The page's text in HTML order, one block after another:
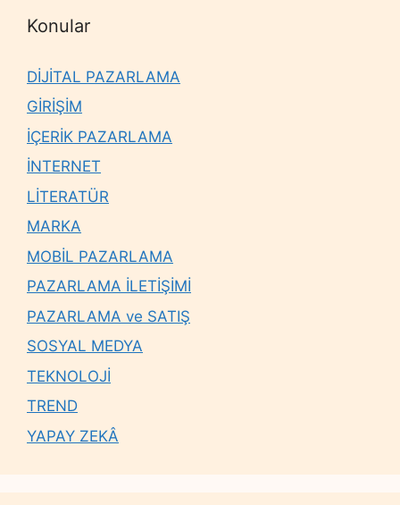
Konular
DİJİTAL PAZARLAMA
GİRİŞİM
İÇERİK PAZARLAMA
İNTERNET
LİTERATÜR
MARKA
MOBİL PAZARLAMA
PAZARLAMA İLETİŞİMİ
PAZARLAMA ve SATIŞ
SOSYAL MEDYA
TEKNOLOJİ
TREND
YAPAY ZEKÂ